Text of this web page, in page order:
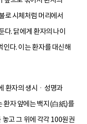
로 시체처럼 머리에서
다. 닭에게 환자의 나이
인다. 이는 환자를 대신해
환자의 생시ㆍ성명과
환자 앞에는 백지(白紙)를
고 그 위에 각각 100원권